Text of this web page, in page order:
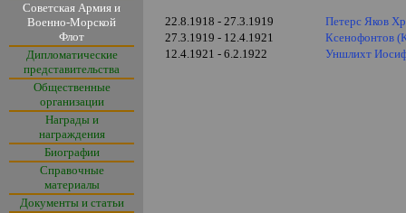
Советская Армия и
Военно-Морской
Флот
Дипломатические
представительства
Общественные
организации
Награды и
награждения
Биографии
Справочные
материалы
Документы и статьи
22.8.1918 - 27.3.1919
Петерс Яков
27.3.1919 - 12.4.1921
Ксенофонтов
12.4.1921 - 6.2.1922
Уншлихт